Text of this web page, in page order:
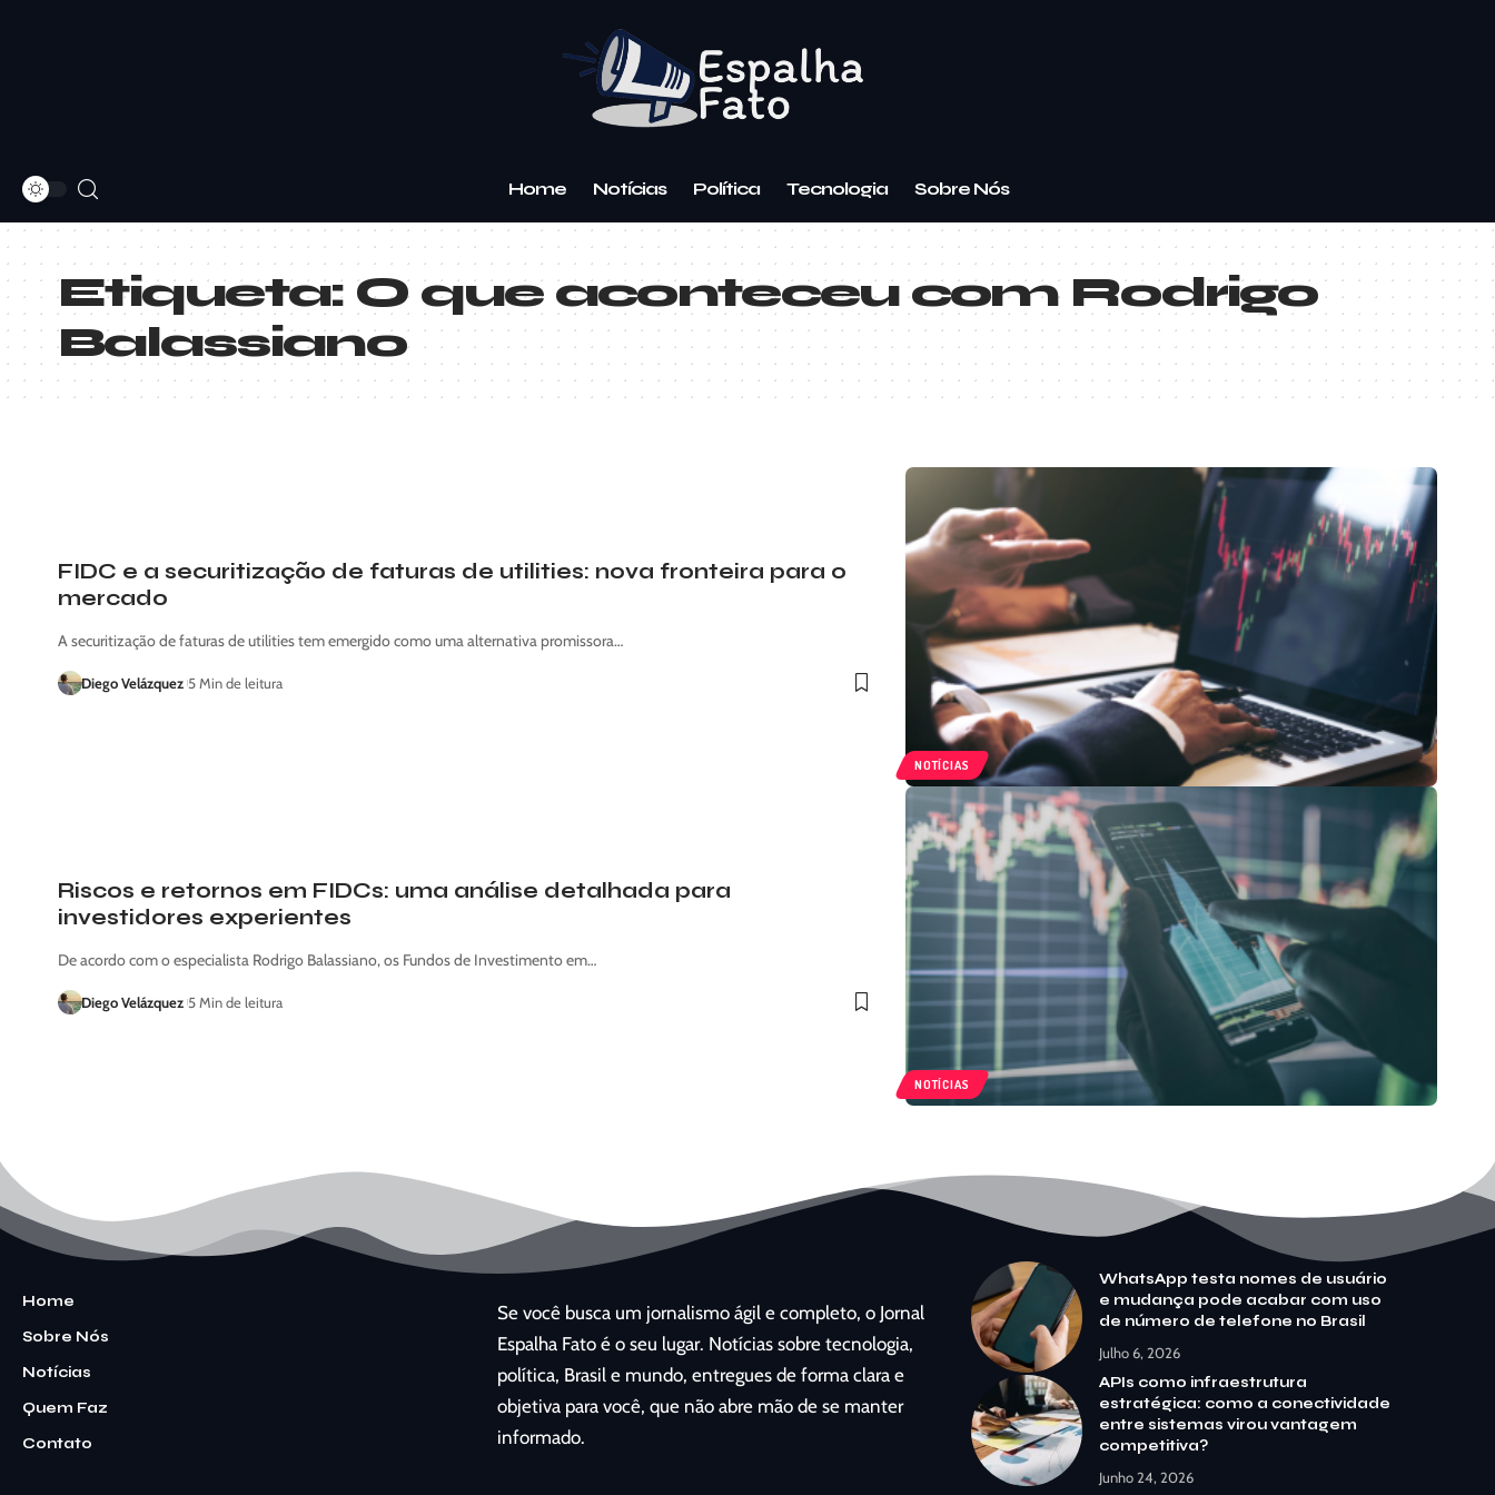
Home Notícias Política Tecnologia Sobre Nós
Etiqueta: O que aconteceu com Rodrigo
Balassiano
NOTÍCIAS
FIDC e a securitização de faturas de utilities: nova fronteira para o
mercado
A securitização de faturas de utilities tem emergido como uma alternativa promissora…
Diego Velázquez 5 Min de leitura
NOTÍCIAS
Riscos e retornos em FIDCs: uma análise detalhada para
investidores experientes
De acordo com o especialista Rodrigo Balassiano, os Fundos de Investimento em…
Diego Velázquez 5 Min de leitura
Home
Sobre Nós
Notícias
Quem Faz
Contato
Se você busca um jornalismo ágil e completo, o Jornal
Espalha Fato é o seu lugar. Notícias sobre tecnologia,
política, Brasil e mundo, entregues de forma clara e
objetiva para você, que não abre mão de se manter
informado.
WhatsApp testa nomes de usuário
e mudança pode acabar com uso
de número de telefone no Brasil
Julho 6, 2026
APIs como infraestrutura
estratégica: como a conectividade
entre sistemas virou vantagem
competitiva?
Junho 24, 2026